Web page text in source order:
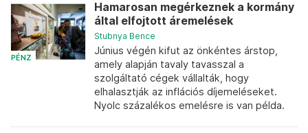
PÉNZ
Hamarosan megérkeznek a kormány
által elfojtott áremelések
Stubnya Bence
Június végén kifut az önkéntes árstop,
amely alapján tavaly tavasszal a
szolgáltató cégek vállalták, hogy
elhalasztják az inflációs díjemeléseket.
Nyolc százalékos emelésre is van példa.